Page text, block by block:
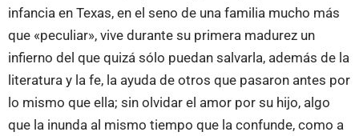
infancia en Texas, en el seno de una familia mucho más
que «peculiar», vive durante su primera madurez un
infierno del que quizá sólo puedan salvarla, además de la
literatura y la fe, la ayuda de otros que pasaron antes por
lo mismo que ella; sin olvidar el amor por su hijo, algo
que la inunda al mismo tiempo que la confunde, como a